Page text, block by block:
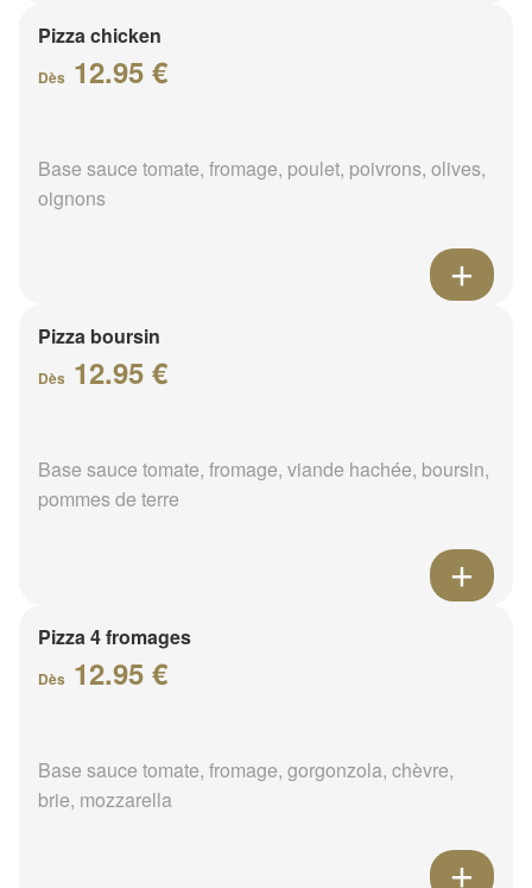
Pizza chicken
Dès 12.95 €
Base sauce tomate, fromage, poulet, poivrons, olives,
oignons
Pizza boursin
Dès 12.95 €
Base sauce tomate, fromage, viande hachée, boursin,
pommes de terre
Pizza 4 fromages
Dès 12.95 €
Base sauce tomate, fromage, gorgonzola, chèvre,
brie, mozzarella